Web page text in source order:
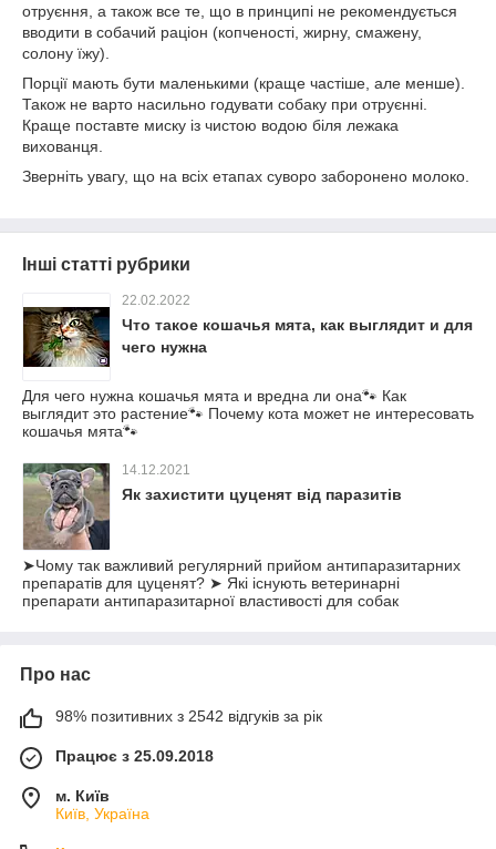
отруєння, а також все те, що в принципі не рекомендується
вводити в собачий раціон (копченості, жирну, смажену,
солону їжу).
Порції мають бути маленькими (краще частіше, але менше).
Також не варто насильно годувати собаку при отруєнні.
Краще поставте миску із чистою водою біля лежака
вихованця.
Зверніть увагу, що на всіх етапах суворо заборонено молоко.
Інші статті рубрики
22.02.2022
Что такое кошачья мята, как выглядит и для
чего нужна
Для чего нужна кошачья мята и вредна ли она🐾 Как
выглядит это растение🐾 Почему кота может не интересовать
кошачья мята🐾
14.12.2021
Як захистити цуценят від паразитів
➤Чому так важливий регулярний прийом антипаразитарних
препаратів для цуценят? ➤ Які існують ветеринарні
препарати антипаразитарної властивості для собак
Про нас
98% позитивних з 2542 відгуків за рік
Працює з 25.09.2018
м. Київ
Київ, Україна